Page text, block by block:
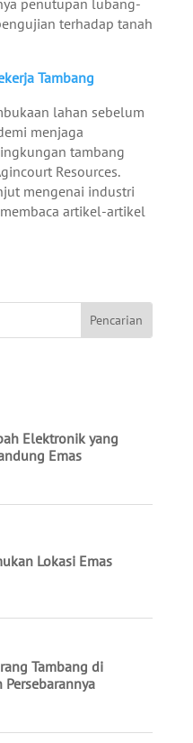
terhadap tanah
Tambang
lahan sebelum
menjaga
tambang
Resources.
mengenai industri
artikel-artikel